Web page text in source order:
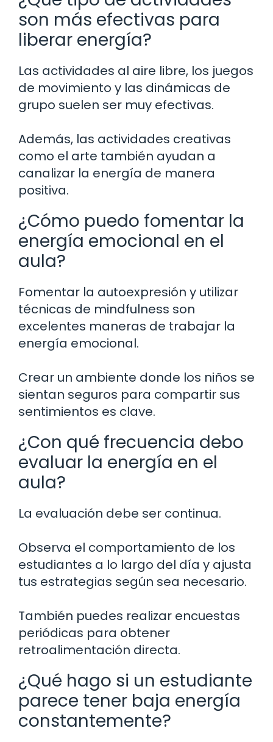
son más efectivas para
liberar energía?
Las actividades al aire libre, los juegos
de movimiento y las dinámicas de
grupo suelen ser muy efectivas.
Además, las actividades creativas
como el arte también ayudan a
canalizar la energía de manera
positiva.
¿Cómo puedo fomentar la
energía emocional en el
aula?
Fomentar la autoexpresión y utilizar
técnicas de mindfulness son
excelentes maneras de trabajar la
energía emocional.
Crear un ambiente donde los niños se
sientan seguros para compartir sus
sentimientos es clave.
¿Con qué frecuencia debo
evaluar la energía en el
aula?
La evaluación debe ser continua.
Observa el comportamiento de los
estudiantes a lo largo del día y ajusta
tus estrategias según sea necesario.
También puedes realizar encuestas
periódicas para obtener
retroalimentación directa.
¿Qué hago si un estudiante
parece tener baja energía
constantemente?